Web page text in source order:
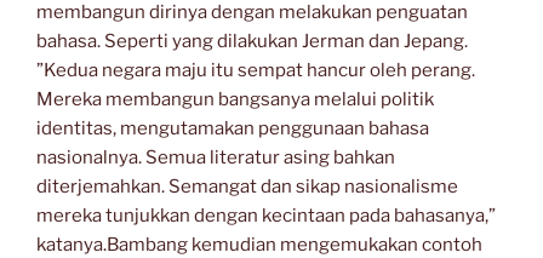
membangun dirinya dengan melakukan penguatan
bahasa. Seperti yang dilakukan Jerman dan Jepang.
”Kedua negara maju itu sempat hancur oleh perang.
Mereka membangun bangsanya melalui politik
identitas, mengutamakan penggunaan bahasa
nasionalnya. Semua literatur asing bahkan
diterjemahkan. Semangat dan sikap nasionalisme
mereka tunjukkan dengan kecintaan pada bahasanya,”
katanya.Bambang kemudian mengemukakan contoh